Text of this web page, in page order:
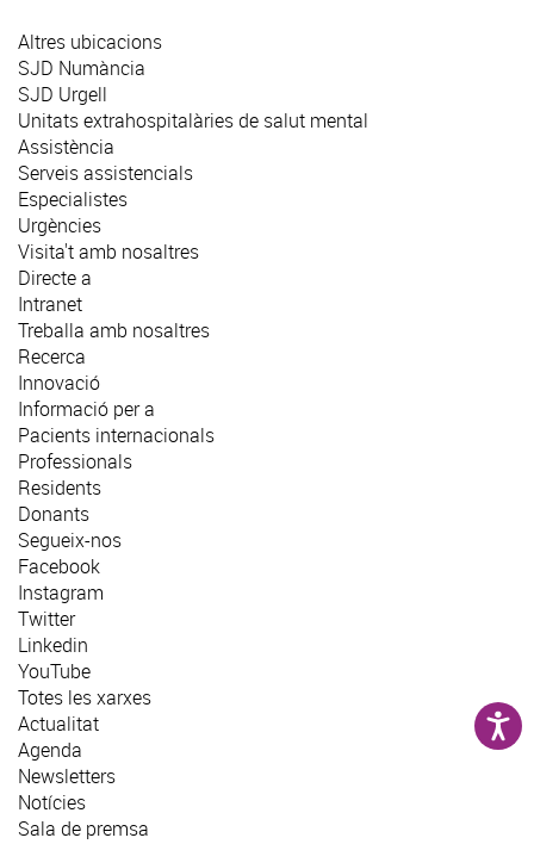
Altres ubicacions
SJD Numància
SJD Urgell
Unitats extrahospitalàries de salut mental
Assistència
Serveis assistencials
Especialistes
Urgències
Visita't amb nosaltres
Directe a
Intranet
Treballa amb nosaltres
Recerca
Innovació
Informació per a
Pacients internacionals
Professionals
Residents
Donants
Segueix-nos
Facebook
Instagram
Twitter
Linkedin
YouTube
Totes les xarxes
Actualitat
Agenda
Newsletters
Notícies
Sala de premsa